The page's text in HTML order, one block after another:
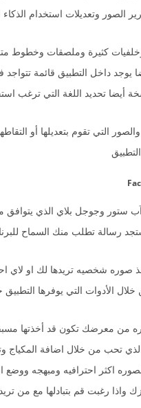
الصور وتعديلات استخدام
كثيرة وملصقات وخطوط
داخل التطبيق قائمة تتواجد
التي تقوم بتعديلها أو
ستور وجوجل بلاي الذي يتوافق
رسالة تطلب منك السماح
صوره شخصيه تريدها لك او لاي
الأدوات التي يوفرها التطبيق
من معرضك تكون قد أخذتها
تحب من خلال اضافة المكياج
اكثر احترافيه ومبهجه ووضع
رغبت قم بتبادلها مع من